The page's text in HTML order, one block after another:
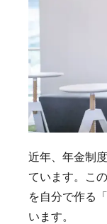
近年、年金制
ています。こ
を自分で作る
います。